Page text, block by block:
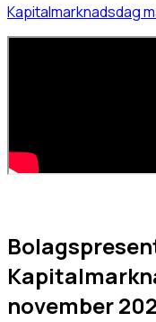
Kapitalmarknadsdag
november